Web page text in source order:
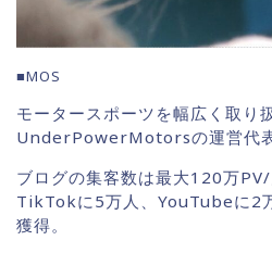
■MOS
モータースポーツを幅広く取り
UnderPowerMotorsの運営代表
ブログの集客数は最大120万PV/
TikTokに5万人、YouTubeに2
獲得。